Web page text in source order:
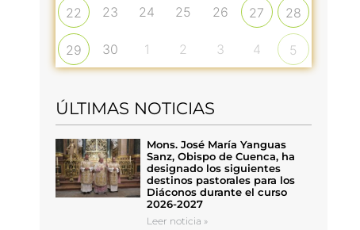
22 23 24 25 26 27 28
29 30 1 2 3 4 5
ÚLTIMAS NOTICIAS
Mons. José María Yanguas
Sanz, Obispo de Cuenca, ha
designado los siguientes
destinos pastorales para los
Diáconos durante el curso
2026-2027
Leer noticia »